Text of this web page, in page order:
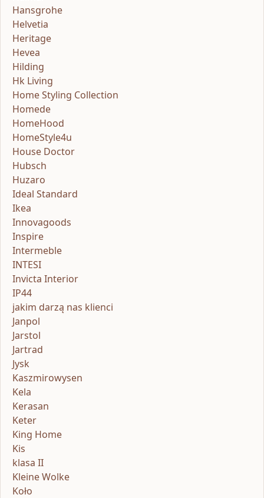
Hansgrohe
Helvetia
Heritage
Hevea
Hilding
Hk Living
Home Styling Collection
Homede
HomeHood
HomeStyle4u
House Doctor
Hubsch
Huzaro
Ideal Standard
Ikea
Innovagoods
Inspire
Intermeble
INTESI
Invicta Interior
IP44
jakim darzą nas klienci
Janpol
Jarstol
Jartrad
Jysk
Kaszmirowysen
Kela
Kerasan
Keter
King Home
Kis
klasa II
Kleine Wolke
Koło